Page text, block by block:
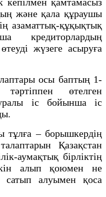
және қала құраушы
азаматтық-құқықтық
кредиторлардың
жүзеге асыруға
осы баптың 1-
тәртiппен өтелген
iс бойынша іс
– борышкердің
Қазақстан
аумақтық бірліктің
алып қоюмен не
алуымен қоса